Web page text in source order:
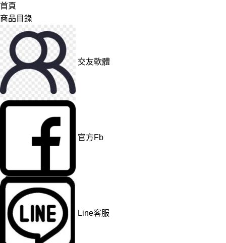
首頁
商品目錄
交友軟體
官方Fb
Line客服